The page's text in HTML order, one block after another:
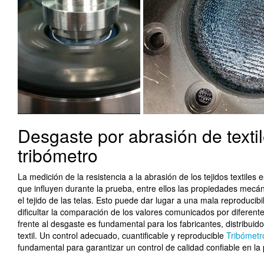
Desgaste por abrasión de
tribómetro
La medición de la resistencia a la abrasión de los tejidos textiles
que influyen durante la prueba, entre ellos las propiedades
el tejido de las telas. Esto puede dar lugar a una mala
dificultar la comparación de los valores comunicados por
frente al desgaste es fundamental para los fabricantes,
textil. Un control adecuado, cuantificable y reproducible
fundamental para garantizar un control de calidad confiable en la